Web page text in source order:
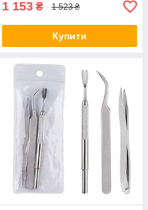
1 153 ₴ 1 523 ₴
Купити